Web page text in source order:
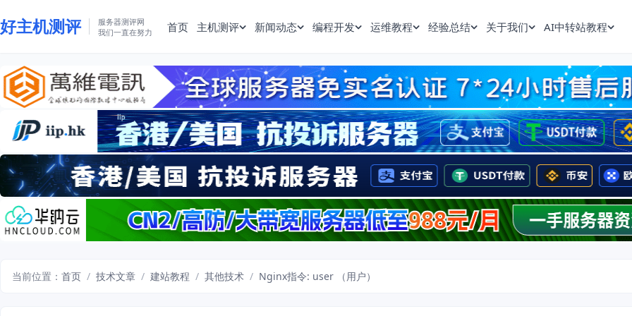
好主机测评
服务器测评网
我们一直在努力
首页 主机测评 新闻动态 编程开发 运维教程 经验总结 关于我们 AI中转站教程
当前位置： 首页 / 技术文章 / 建站教程 / 其他技术 / Nginx指令: user （用户）